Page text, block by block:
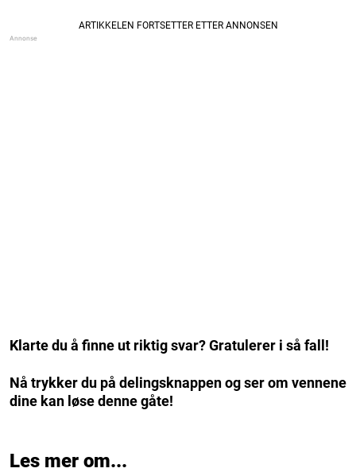
Klarte du å finne ut riktig svar? Gratulerer i så fall!
Nå trykker du på delingsknappen og ser om vennene
dine kan løse denne gåte!
Les mer om...